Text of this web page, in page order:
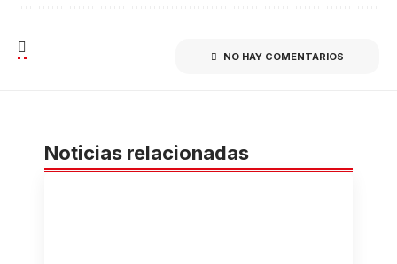
NO HAY COMENTARIOS
Noticias relacionadas